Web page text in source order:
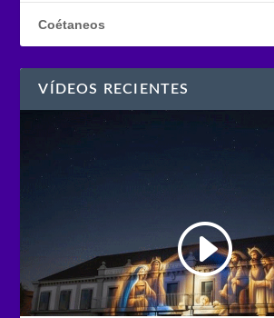
Coétaneos
VÍDEOS RECIENTES